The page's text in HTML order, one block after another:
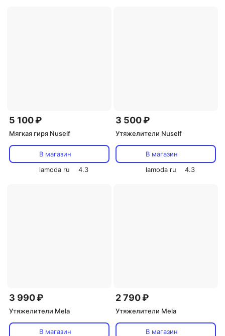
5 100 ₽
Мягкая гиря Nuself
В магазин
lamoda ru
4.3
3 500 ₽
Утяжелители Nuself
В магазин
lamoda ru
4.3
3 990 ₽
Утяжелители Mela
В магазин
2 790 ₽
Утяжелители Mela
В магазин